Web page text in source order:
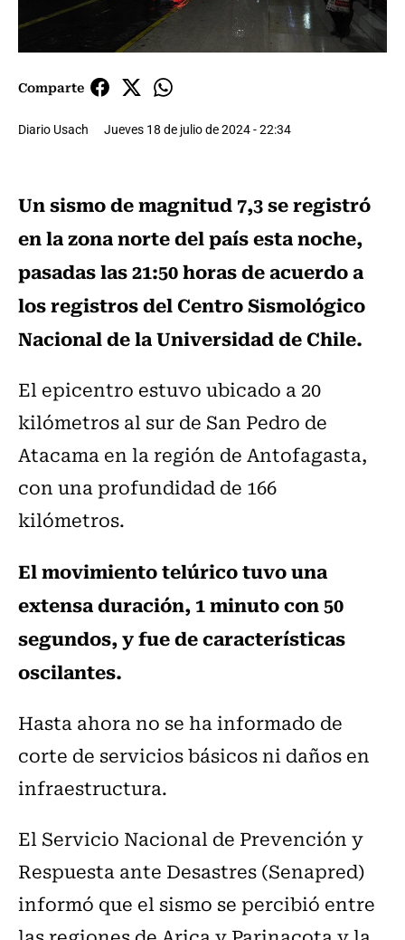
Comparte
Diario Usach Jueves 18 de julio de 2024 - 22:34
Un sismo de magnitud 7,3 se registró
en la zona norte del país esta noche,
pasadas las 21:50 horas de acuerdo a
los registros del Centro Sismológico
Nacional de la Universidad de Chile.
El epicentro estuvo ubicado a 20
kilómetros al sur de San Pedro de
Atacama en la región de Antofagasta,
con una profundidad de 166
kilómetros.
El movimiento telúrico tuvo una
extensa duración, 1 minuto con 50
segundos, y fue de características
oscilantes.
Hasta ahora no se ha informado de
corte de servicios básicos ni daños en
infraestructura.
El Servicio Nacional de Prevención y
Respuesta ante Desastres (Senapred)
informó que el sismo se percibió entre